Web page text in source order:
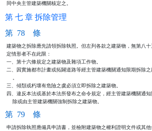
同中央主管建築機關核定之。
第 七 章 拆除管理
第 78 條
建築物之拆除應先請領拆除執照。但左列各款之建築物，無第八十
定情形者不在此限：
一、第十六條規定之建築物及雜項工作物。
二、因實施都市計畫或拓闢道路等經主管建築機關通知限期拆除之
    。
三、傾頹或朽壞有危險之虞必須立即拆除之建築物。
四、違反本法或基於本法所發布之命令規定，經主管建築機關通
    除或由主管建築機關強制拆除之建築物。
第 79 條
申請拆除執照應備具申請書，並檢附建築物之權利證明文件或其他